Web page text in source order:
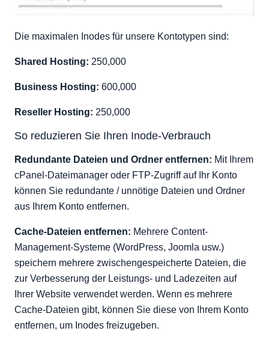
Die maximalen Inodes für unsere Kontotypen sind:
Shared Hosting: 250,000
Business Hosting: 600,000
Reseller Hosting: 250,000
So reduzieren Sie Ihren Inode-Verbrauch
Redundante Dateien und Ordner entfernen: Mit Ihrem
cPanel-Dateimanager oder FTP-Zugriff auf Ihr Konto
können Sie redundante / unnötige Dateien und Ordner
aus Ihrem Konto entfernen.
Cache-Dateien entfernen: Mehrere Content-
Management-Systeme (WordPress, Joomla usw.)
speichern mehrere zwischengespeicherte Dateien, die
zur Verbesserung der Leistungs- und Ladezeiten auf
Ihrer Website verwendet werden. Wenn es mehrere
Cache-Dateien gibt, können Sie diese von Ihrem Konto
entfernen, um Inodes freizugeben.